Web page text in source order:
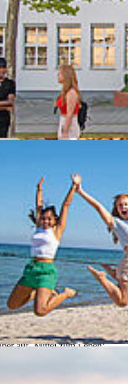
unseres Lebens – auch
P. Jacobsen, Professur
& Internationales Management
während eines
angesehen, um zu
uns als lokale
ist definitiv
sagt er. Viele
KI designt und produziert.
und damit eben auch
Gesundheitsvorsorge.
auf ‚Mittel zum Leben‘